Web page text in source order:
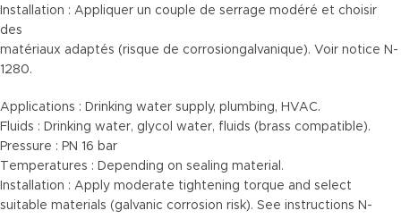
Installation : Appliquer un couple de serrage modéré et choisir
des
matériaux adaptés (risque de corrosiongalvanique). Voir notice N-
1280.
Applications : Drinking water supply, plumbing, HVAC.
Fluids : Drinking water, glycol water, fluids (brass compatible).
Pressure : PN 16 bar
Temperatures : Depending on sealing material.
Installation : Apply moderate tightening torque and select
suitable materials (galvanic corrosion risk). See instructions N-